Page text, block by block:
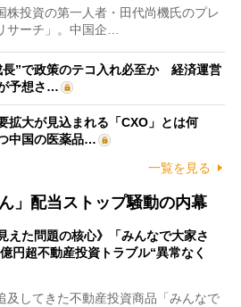
投資の第一人者・田代尚機氏のプレ
サーチ」。中国企…
長”で政策のテコ入れ必至か 経済運営
予想さ…
拡大が見込まれる「CXO」とは何
中国の医薬品…
一覧を見る
」配当ストップ騒動の内幕
えた問題の核心》「みんなで大家さ
円超不動産投資トラブル“異常なく
してきた不動産投資商品「みんなで